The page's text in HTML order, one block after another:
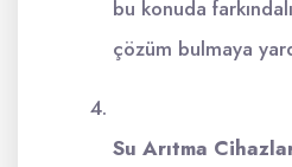
bu konuda
çözüm bulmaya
Su Arıtma